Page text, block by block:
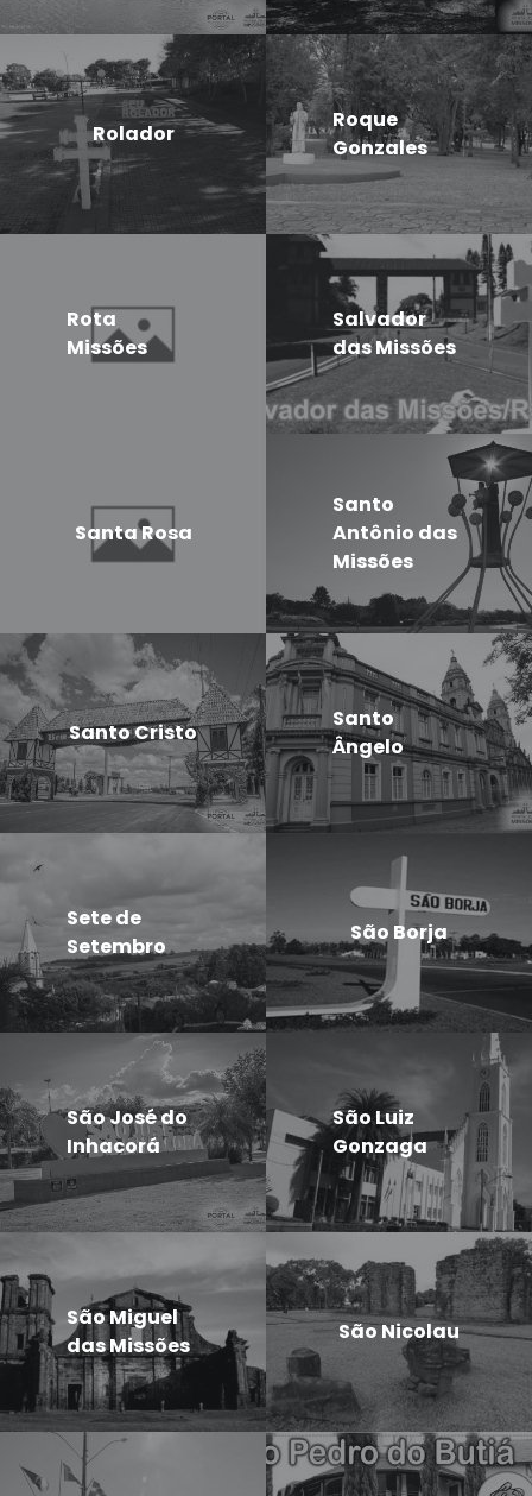
Rolador
Roque
Gonzales
Rota
Missões
Salvador
das Missões
Santa Rosa
Santo
Antônio das
Missões
Santo Cristo
Santo
Ângelo
Sete de
Setembro
São Borja
São José do
Inhacorá
São Luiz
Gonzaga
São Miguel
das Missões
São Nicolau